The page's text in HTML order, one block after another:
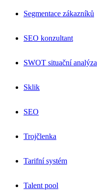
Segmentace zákazníků
SEO konzultant
SWOT situační analýza
Sklik
SEO
Trojčlenka
Tarifní systém
Talent pool